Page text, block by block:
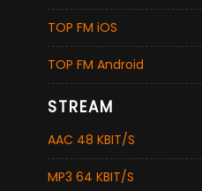
TOP FM iOS
TOP FM Android
STREAM
AAC 48 KBIT/S
MP3 64 KBIT/S